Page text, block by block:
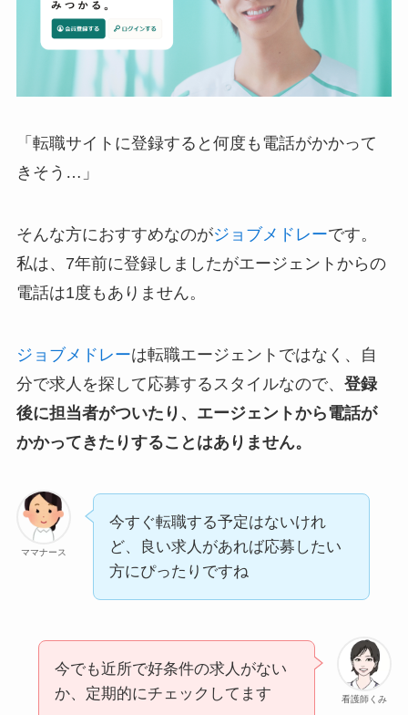
「転職サイトに登録すると何度も電話がかかって
きそう…」
そんな方におすすめなのがジョブメドレーです。
私は、7年前に登録しましたがエージェントからの
電話は1度もありません。
ジョブメドレーは転職エージェントではなく、自
分で求人を探して応募するスタイルなので、 登録
後に担当者がついたり、エージェントから電話が
かかってきたりすることはありません。
ママナース
今すぐ転職する予定はないけれ
ど、良い求人があれば応募したい
方にぴったりですね
看護師くみ
今でも近所で好条件の求人がない
か、定期的にチェックしてます